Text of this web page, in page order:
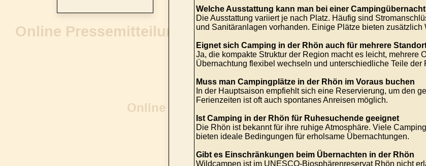
Welche Ausstattung kann man bei einer
Die Ausstattung variiert je nach Platz. Häufig sind
und Sanitäranlagen vorhanden. Einige Plätze bieten
Eignet sich Camping in der Rhön auch für mehrere
Ja, die kompakte Struktur der Region macht es leicht, mehrere
Übernachtung flexibel wechseln und unterschiedliche Teile der
Muss man Campingplätze in der Rhön im Voraus buchen
In der Hauptsaison empfiehlt sich eine Reservierung, um den
Ferienzeiten ist oft auch spontanes Anreisen möglich.
Ist Camping in der Rhön für Ruhesuchende geeignet
Die Rhön ist bekannt für ihre ruhige Atmosphäre. Viele
bieten ideale Bedingungen für erholsame Übernachtungen.
Gibt es Einschränkungen beim Übernachten in der Rhön
Wildcampen ist im UNESCO-Biosphärenreservat Rhön nicht